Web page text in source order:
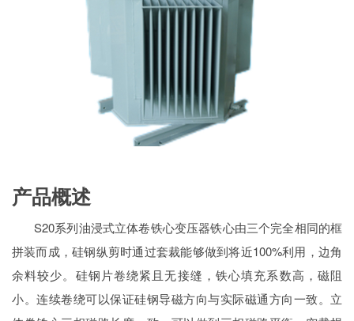
产品概述
S20系列油浸式立体卷铁心变压器铁心由三个完全相同的框
拼装而成，硅钢纵剪时通过套裁能够做到将近100%利用，边角
余料较少。硅钢片卷绕紧且无接缝，铁心填充系数高，磁阻
小。连续卷绕可以保证硅钢导磁方向与实际磁通方向一致。立